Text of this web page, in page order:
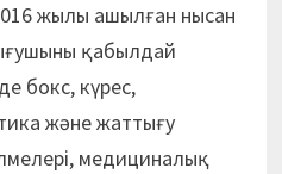
жылы ашылған нысан
қабылдай
бокс, күрес,
және жаттығу
медициналық